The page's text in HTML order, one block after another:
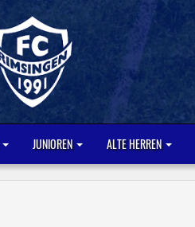
JUNIOREN ALTE HERREN